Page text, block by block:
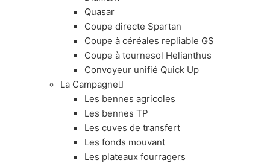
Quasar
Coupe directe Spartan
Coupe à céréales repliable GS
Coupe à tournesol Helianthus
Convoyeur unifié Quick Up
La Campagne
Les bennes agricoles
Les bennes TP
Les cuves de transfert
Les fonds mouvant
Les plateaux fourragers